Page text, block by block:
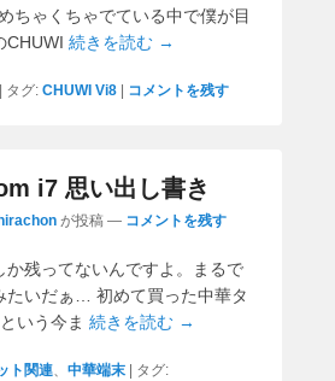
ちゃくちゃでている中で僕が目
CHUWI 続きを読む →
| タグ: CHUWI Vi8 | コメントを残す
i7 思い出し書き
が投稿 — コメントを残す
か残ってないんですよ。まるで
たいだぁ… 初めて買った中華タ
いう今ま 続きを読む →
ト関連、 中華端末 | タグ: